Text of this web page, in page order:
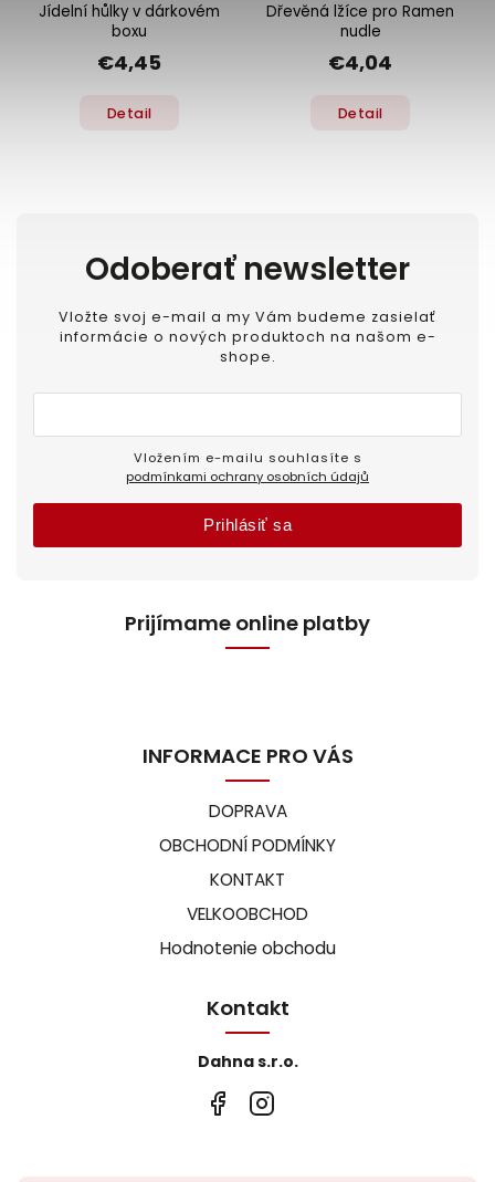
Jídelní hůlky v dárkovém
boxu
€4,45
Detail
Dřevěná lžíce pro Ramen
nudle
€4,04
Detail
Odoberať newsletter
Vložte svoj e-mail a my Vám budeme zasielať
informácie o nových produktoch na našom e-
shope.
podmínkami ochrany osobních údajů
Prihlásiť sa
Prijímame online platby
INFORMACE PRO VÁS
DOPRAVA
OBCHODNÍ PODMÍNKY
KONTAKT
VELKOOBCHOD
Hodnotenie obchodu
Kontakt
Dahna s.r.o.